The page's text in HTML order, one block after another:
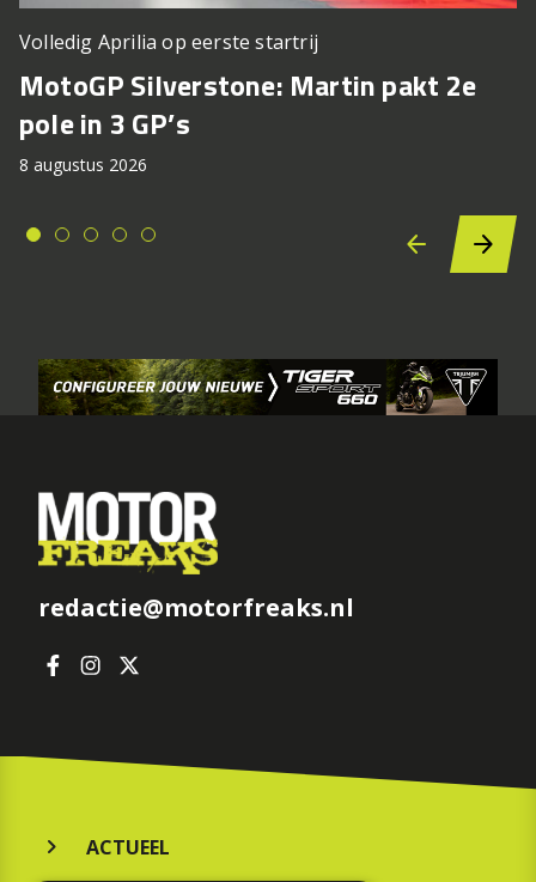
Volledig Aprilia op eerste startrij
MotoGP Silverstone: Martin pakt 2e
pole in 3 GP’s
8 augustus 2026
redactie@motorfreaks.nl
ACTUEEL